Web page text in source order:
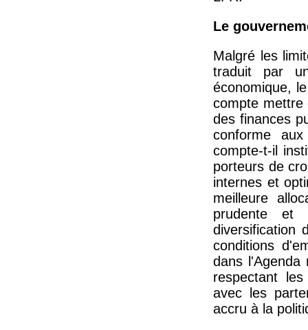
Le
Malgré les
traduit par
économique,
compte mettre
des finances
conforme
compte-t-il
porteurs de
internes et
meilleure
prudente et
diversification
conditions
dans l'Agenda
respectant
avec les
accru à la